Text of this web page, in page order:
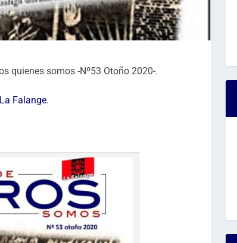
quienes somos -Nº53 Otoño 2020-.
La Falange.